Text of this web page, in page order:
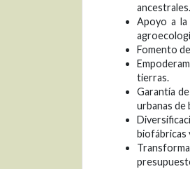
ancestrales.
Apoyo a la
Fomento
tierras.
Garantía
urbanas de
biofábricas